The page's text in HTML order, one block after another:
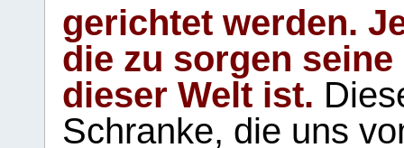
gerichtet werden.
die zu sorgen
dieser Welt ist.
Schranke, die uns